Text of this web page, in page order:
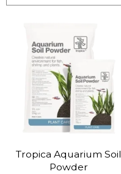
Tropica Aquarium Soil
Powder